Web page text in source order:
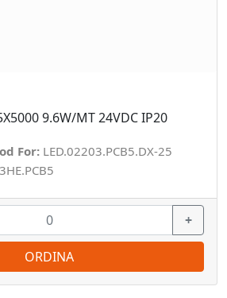
9.6W/MT 24VDC IP20
For: LED.02203.PCB5.DX-25
+
ORDINA